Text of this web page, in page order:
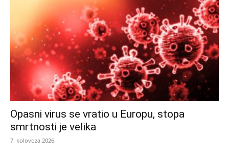
Opasni virus se vratio u Europu, stopa
smrtnosti je velika
7. kolovoza 2026.